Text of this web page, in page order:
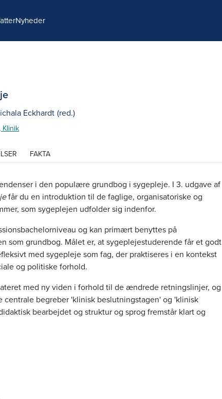
Nyheder
Eckhardt (red.)
Klinik
FAKTA
i den populære grundbog i sygepleje. I 3. udgave af
får du en introduktion til de faglige, organisatoriske og
som sygeplejen udfolder sig indenfor.
og kan primært benyttes på
som grundbog. Målet er, at sygeplejestuderende får et godt
med sygepleje som fag, der praktiseres i en kontekst
og politiske forhold.
med ny viden i forhold til de ændrede retningslinjer, og
centrale begreber 'klinisk beslutningstagen' og 'klinisk
bearbejdet og struktur og sprog fremstår klart og